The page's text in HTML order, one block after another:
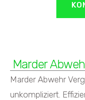
Marder
Marder Abwehr
unkompliziert.